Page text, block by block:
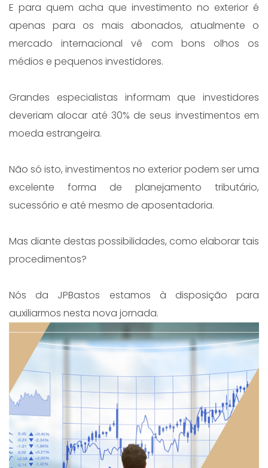
E para quem acha que investimento no exterior é
apenas para os mais abonados, atualmente o
mercado internacional vê com bons olhos os
médios e pequenos investidores.
Grandes especialistas informam que investidores
deveriam alocar até 30% de seus investimentos em
moeda estrangeira.
Não só isto, investimentos no exterior podem ser uma
excelente forma de planejamento tributário,
sucessório e até mesmo de aposentadoria.
Mas diante destas possibilidades, como elaborar tais
procedimentos?
Nós da JPBastos estamos à disposição para
auxiliarmos nesta nova jornada.